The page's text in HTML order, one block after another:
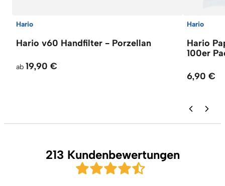
Hario
Hario v60 Handfilter - Porzellan
ab 19,90 €
Hario
Hario
100er
6,90 €
213 Kundenbewertungen